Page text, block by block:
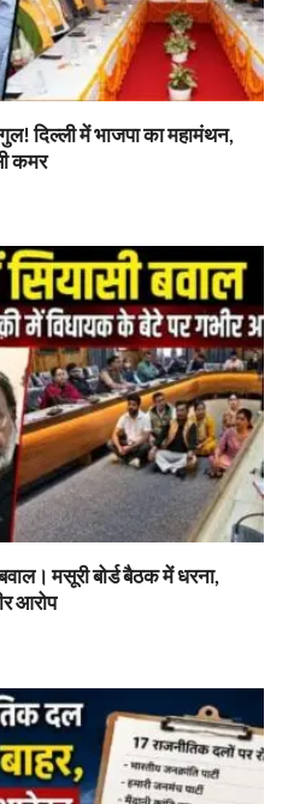
दिल्ली में भाजपा का महामंथन,
कमर
मसूरी बोर्ड बैठक में धरना,
आरोप